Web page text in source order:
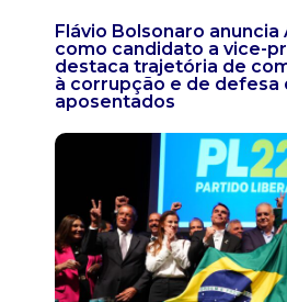
Flávio Bolsonaro
como candidato a vice-
destaca trajetória de
à corrupção e de defesa
aposentados